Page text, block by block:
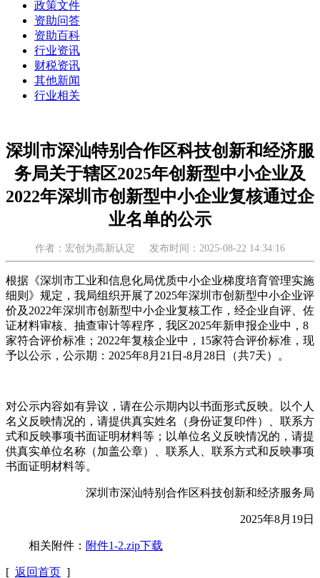
政策文件
资助问答
资助百科
行业资讯
财税资讯
其他新闻
行业相关
深圳市深汕特别合作区科技创新和经济服
务局关于辖区2025年创新型中小企业及
2022年深圳市创新型中小企业复核通过企
业名单的公示
作者：宏创为高新认定 发布时间：2025-08-22 14:34:16
根据《深圳市工业和信息化局优质中小企业梯度培育管理实施
细则》规定，我局组织开展了2025年深圳市创新型中小企业评
价及2022年深圳市创新型中小企业复核工作，经企业自评、佐
证材料审核、抽查审计等程序，我区2025年新申报企业中，8
家符合评价标准；2022年复核企业中，15家符合评价标准，现
予以公示，公示期：2025年8月21日-8月28日（共7天）。
对公示内容如有异议，请在公示期内以书面形式反映。以个人
名义反映情况的，请提供真实姓名（身份证复印件）、联系方
式和反映事项书面证明材料等；以单位名义反映情况的，请提
供真实单位名称（加盖公章）、联系人、联系方式和反映事项
书面证明材料等。
深圳市深汕特别合作区科技创新和经济服务局
2025年8月19日
相关附件： 附件1-2.zip下载
[ 返回首页 ]